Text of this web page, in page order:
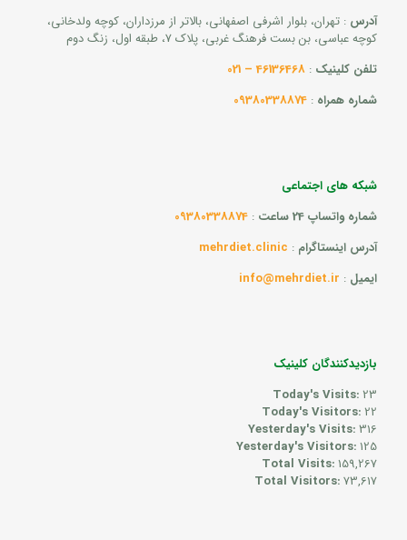
آدرس : تهران، بلوار اشرفی اصفهانی، بالاتر از مرزداران، کوچه ولدخانی،
کوچه عباسی، بن بست فرهنگ غربی، پلاک 7، طبقه اول، زنگ دوم
تلفن کلینیک :
46136468 – 021
شماره همراه :
09380338874
شبکه های اجتماعی
شماره واتساپ 24 ساعت
:
09380338874
آدرس اینستاگرام :
mehrdiet.clinic
ایمیل :
info@mehrdiet.ir
بازدیدکنندگان کلینیک
Today's Visits:23
Today's Visitors:22
Yesterday's Visits:316
Yesterday's Visitors:125
Total Visits:159,267
Total Visitors:73,617